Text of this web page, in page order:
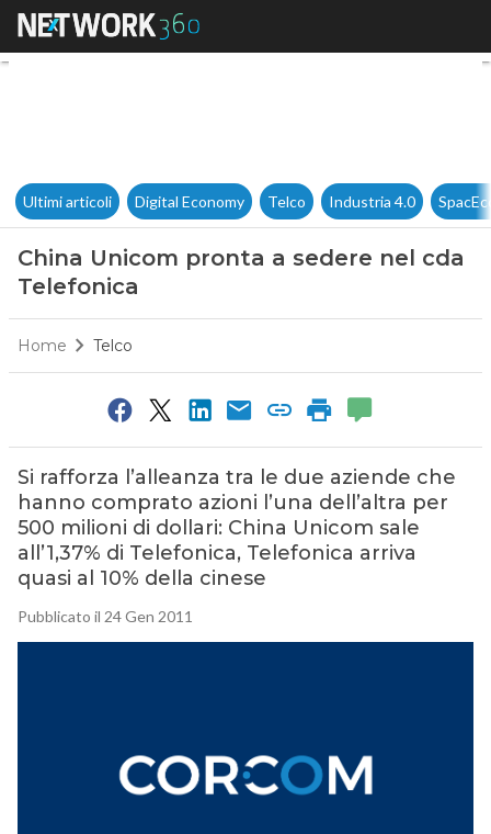
China Unicom pronta a
Ultimi articoli Digital Economy Telco Industria 4.0
China Unicom pronta a sedere nel cda
Telefonica
Home Telco
Si rafforza l’alleanza tra le due aziende che
hanno comprato azioni l’una dell’altra per
500 milioni di dollari: China Unicom sale
all’1,37% di Telefonica, Telefonica arriva
quasi al 10% della cinese
Pubblicato il 24 Gen 2011